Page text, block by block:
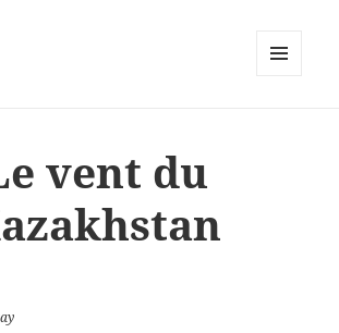
vent du